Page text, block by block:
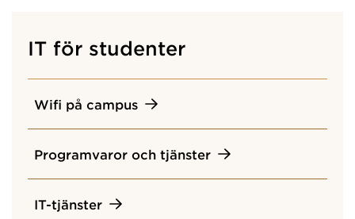
IT för studenter
Wifi på campus
Programvaror och tjänster
IT-tjänster